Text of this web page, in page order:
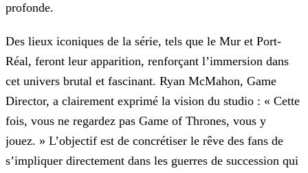
profonde.
Des lieux iconiques de la série, tels que le Mur et Port-
Réal, feront leur apparition, renforçant l’immersion dans
cet univers brutal et fascinant. Ryan McMahon, Game
Director, a clairement exprimé la vision du studio : « Cette
fois, vous ne regardez pas Game of Thrones, vous y
jouez. » L’objectif est de concrétiser le rêve des fans de
s’impliquer directement dans les guerres de succession qui